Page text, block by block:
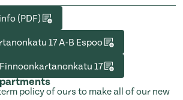
(PDF)
17 A-B Espoo
17
policy of ours to make all of our new